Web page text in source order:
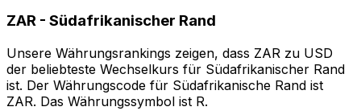
ZAR - Südafrikanischer Rand
Unsere Währungsrankings zeigen, dass ZAR zu USD
der beliebteste Wechselkurs für Südafrikanischer Rand
ist. Der Währungscode für Südafrikanische Rand ist
ZAR. Das Währungssymbol ist R.